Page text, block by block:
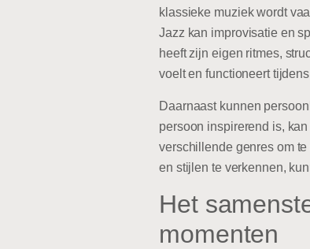
klassieke muziek wordt
Jazz kan improvisatie en
heeft zijn eigen ritmes,
voelt en functioneert
Daarnaast kunnen
persoon inspirerend is,
verschillende genres om
en stijlen te verkennen,
Het
momenten